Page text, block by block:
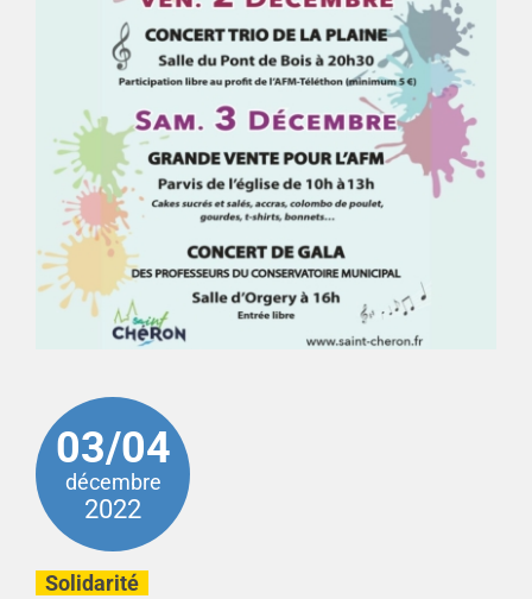
03/04
décembre
2022
Solidarité